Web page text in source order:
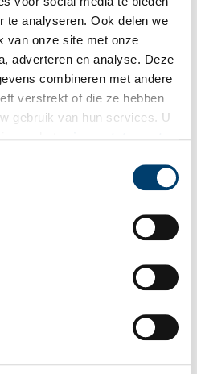
te analyseren. Ook delen we
van onze site met onze
adverteren en analyse. Deze
combineren met andere
verstrekt of die ze hebben
gebruik van hun services. U